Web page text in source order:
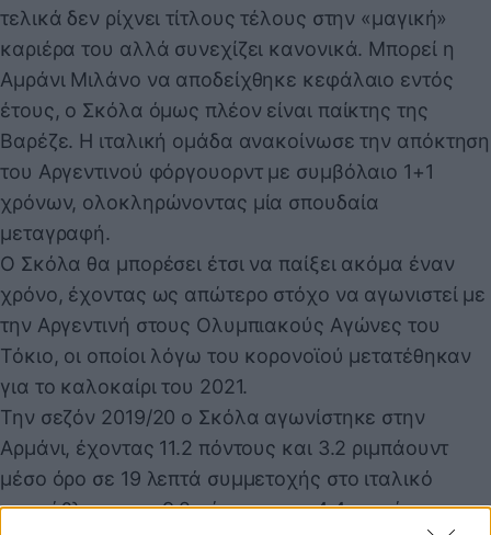
τελικά δεν ρίχνει τίτλους τέλους στην «μαγική»
καριέρα του αλλά συνεχίζει κανονικά. Μπορεί η
Αμράνι Μιλάνο να αποδείχθηκε κεφάλαιο εντός
έτους, ο Σκόλα όμως πλέον είναι παίκτης της
Βαρέζε. Η ιταλική ομάδα ανακοίνωσε την απόκτηση
του Αργεντινού φόργουορντ με συμβόλαιο 1+1
χρόνων, ολοκληρώνοντας μία σπουδαία
μεταγραφή.
Ο Σκόλα θα μπορέσει έτσι να παίξει ακόμα έναν
χρόνο, έχοντας ως απώτερο στόχο να αγωνιστεί με
την Αργεντινή στους Ολυμπιακούς Αγώνες του
Τόκιο, οι οποίοι λόγω του κορονοϊού μετατέθηκαν
για το καλοκαίρι του 2021.
Την σεζόν 2019/20 ο Σκόλα αγωνίστηκε στην
Αρμάνι, έχοντας 11.2 πόντους και 3.2 ριμπάουντ
μέσο όρο σε 19 λεπτά συμμετοχής στο ιταλικό
πρωτάθλημα και 9.2 πόντους και 4.4 ριμπάουντ